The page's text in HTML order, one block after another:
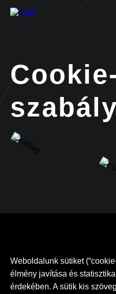
Weboldalunk sütiket
élmény javítása és
érdekében. A sütik kis